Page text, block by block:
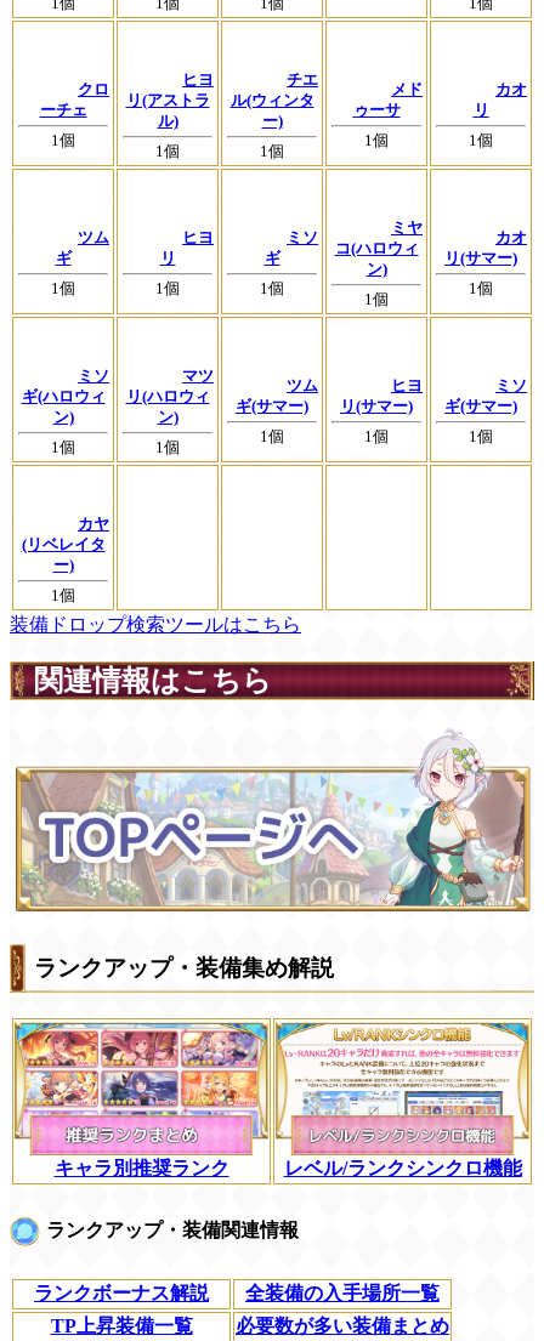
クロ
ーチェ
1個
ヒヨ
リ(アストラ
ル)
1個
チエ
ル(ウィンタ
ー)
1個
メド
ゥーサ
1個
カオ
リ
1個
ツム
ギ
1個
ヒヨ
リ
1個
ミソ
ギ
1個
ミヤ
コ(ハロウィ
ン)
1個
カオ
リ(サマー)
1個
ミソ
ギ(ハロウィ
ン)
1個
マツ
リ(ハロウィ
ン)
1個
ツム
ギ(サマー)
1個
ヒヨ
リ(サマー)
1個
ミソ
ギ(サマー)
1個
カヤ
(リベレイタ
ー)
1個
装備ドロップ検索ツールはこちら
関連情報はこちら
ランクアップ・装備集め解説
キャラ別推奨ランク レベル/ランクシンクロ機能
ランクアップ・装備関連情報
ランクボーナス解説
全装備の入手場所一覧
TP上昇装備一覧
必要数が多い装備まとめ